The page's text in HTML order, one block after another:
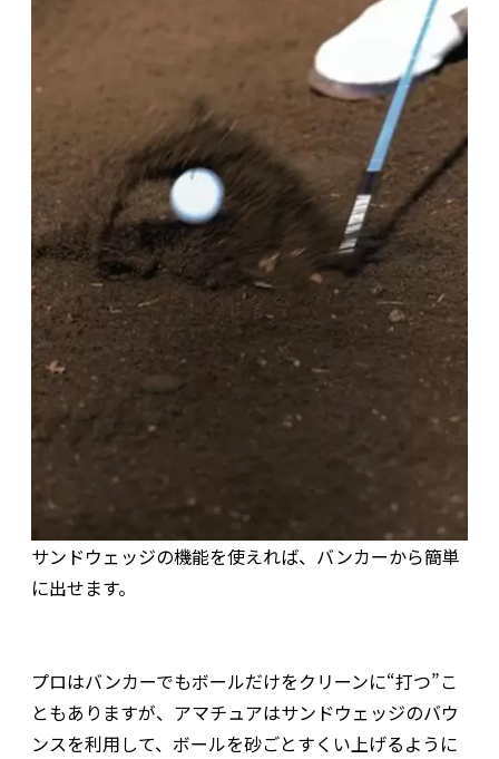
サンドウェッジの機能を使えれば、バンカーから簡単
に出せます。
プロはバンカーでもボールだけをクリーンに“打つ”こ
ともありますが、アマチュアはサンドウェッジのバウ
ンスを利用して、ボールを砂ごとすくい上げるように